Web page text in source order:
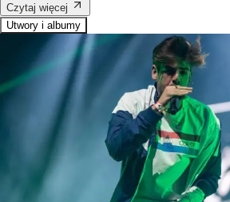
Czytaj więcej
Utwory i albumy